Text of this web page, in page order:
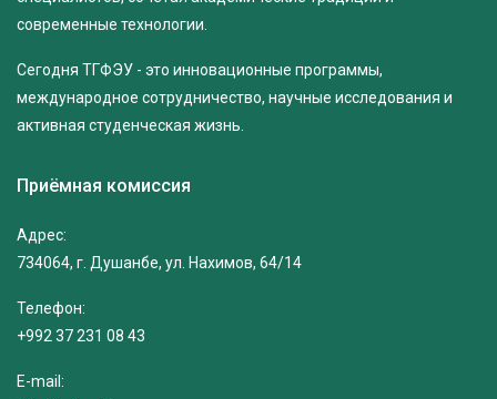
современные технологии.
Сегодня ТГФЭУ - это инновационные программы,
международное сотрудничество, научные исследования и
активная студенческая жизнь.
Приёмная комиссия
Адрес:
734064, г. Душанбе, ул. Нахимов, 64/14
Телефон:
+992 37 231 08 43
E-mail: